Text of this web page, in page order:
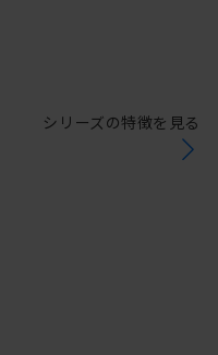
シリーズの特徴を見る